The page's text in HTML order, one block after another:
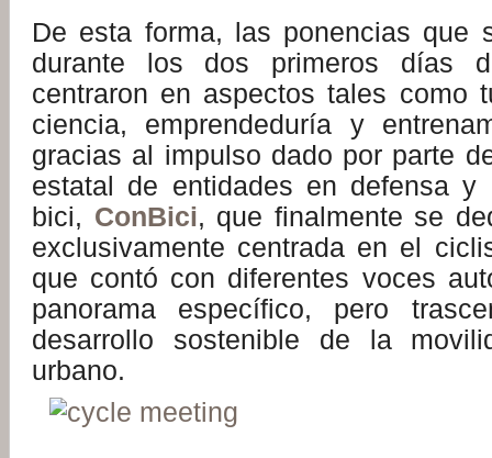
De esta forma, las ponencias que
durante los dos primeros días
centraron en aspectos tales como
ciencia, emprendeduría y
gracias al impulso dado por parte
estatal de entidades en defensa y
bici, ConBici, que finalmente se
exclusivamente centrada en el
que contó con diferentes voces
panorama específico, pero
desarrollo sostenible de la
urbano.